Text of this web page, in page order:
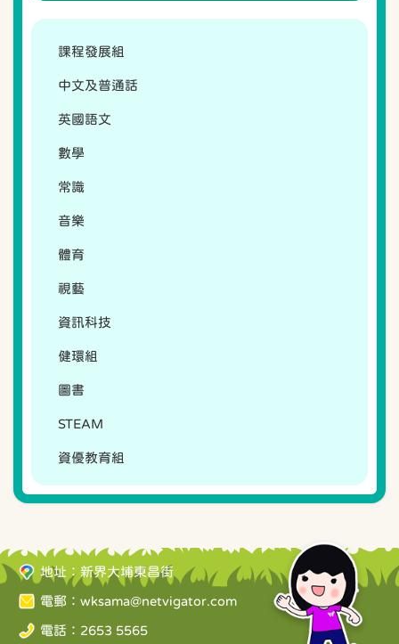
課程發展組
中文及普通話
英國語文
數學
常識
音樂
體育
視藝
資訊科技
健環組
圖書
STEAM
資優教育組
地址：新界大埔東昌街
電郵： wksama@netvigator.com
電話：2653 5565